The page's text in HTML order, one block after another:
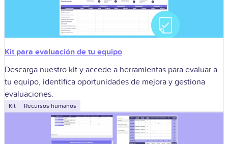
Kit para evaluación de tu equipo
Descarga nuestro kit y accede a herramientas para evaluar a
tu equipo, identifica oportunidades de mejora y gestiona
evaluaciones.
Kit Recursos humanos